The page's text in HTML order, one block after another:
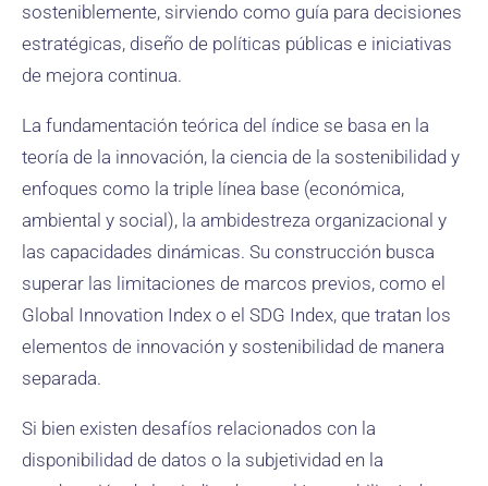
sosteniblemente, sirviendo como guía para decisiones
estratégicas, diseño de políticas públicas e iniciativas
de mejora continua.
La fundamentación teórica del índice se basa en la
teoría de la innovación, la ciencia de la sostenibilidad y
enfoques como la triple línea base (económica,
ambiental y social), la ambidestreza organizacional y
las capacidades dinámicas. Su construcción busca
superar las limitaciones de marcos previos, como el
Global Innovation Index o el SDG Index, que tratan los
elementos de innovación y sostenibilidad de manera
separada.
Si bien existen desafíos relacionados con la
disponibilidad de datos o la subjetividad en la